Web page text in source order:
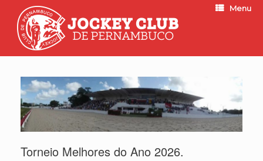
Menu
Torneio Melhores do Ano 2026.